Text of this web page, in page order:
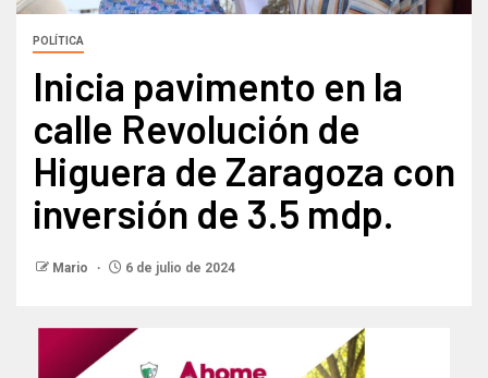
POLÍTICA
Inicia pavimento en la
calle Revolución de
Higuera de Zaragoza con
inversión de 3.5 mdp.
Mario 6 de julio de 2024